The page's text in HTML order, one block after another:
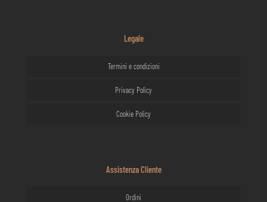
Legale
Termini e condizioni
Privacy Policy
Cookie Policy
Assistenza Cliente
Ordini